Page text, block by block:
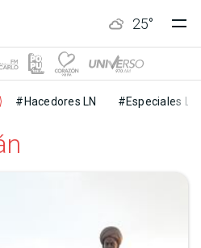
25°
#Hacedores LN #Especiales LN